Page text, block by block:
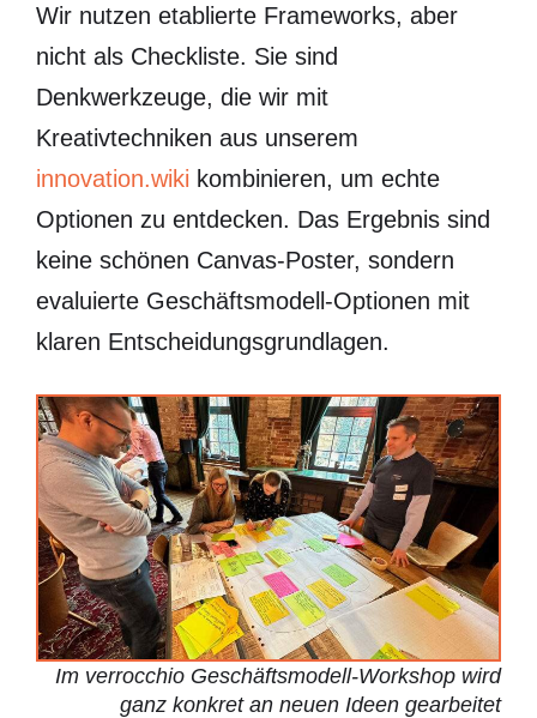
Wir nutzen etablierte Frameworks, aber
nicht als Checkliste. Sie sind
Denkwerkzeuge, die wir mit
Kreativtechniken aus unserem
innovation.wiki kombinieren, um echte
Optionen zu entdecken. Das Ergebnis sind
keine schönen Canvas-Poster, sondern
evaluierte Geschäftsmodell-Optionen mit
klaren Entscheidungsgrundlagen.
Im verrocchio Geschäftsmodell-Workshop wird
ganz konkret an neuen Ideen gearbeitet